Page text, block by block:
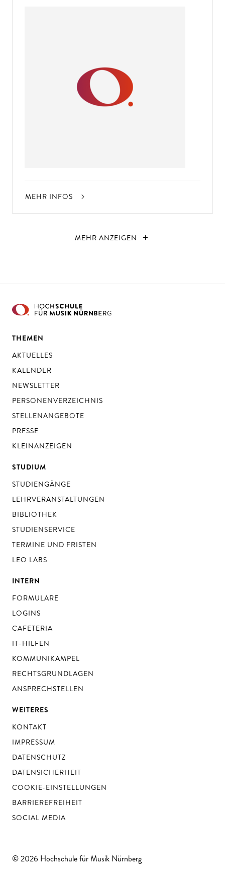
MEHR INFOS
MEHR ANZEIGEN
THEMEN
AKTUELLES
KALENDER
NEWSLETTER
PERSONENVERZEICHNIS
STELLENANGEBOTE
PRESSE
KLEINANZEIGEN
STUDIUM
STUDIENGÄNGE
LEHRVERANSTALTUNGEN
BIBLIOTHEK
STUDIENSERVICE
TERMINE UND FRISTEN
LEO LABS
INTERN
FORMULARE
LOGINS
CAFETERIA
IT-HILFEN
KOMMUNIKAMPEL
RECHTSGRUNDLAGEN
ANSPRECHSTELLEN
WEITERES
KONTAKT
IMPRESSUM
DATENSCHUTZ
DATENSICHERHEIT
COOKIE-EINSTELLUNGEN
BARRIEREFREIHEIT
SOCIAL MEDIA
© 2026 Hochschule für Musik Nürnberg